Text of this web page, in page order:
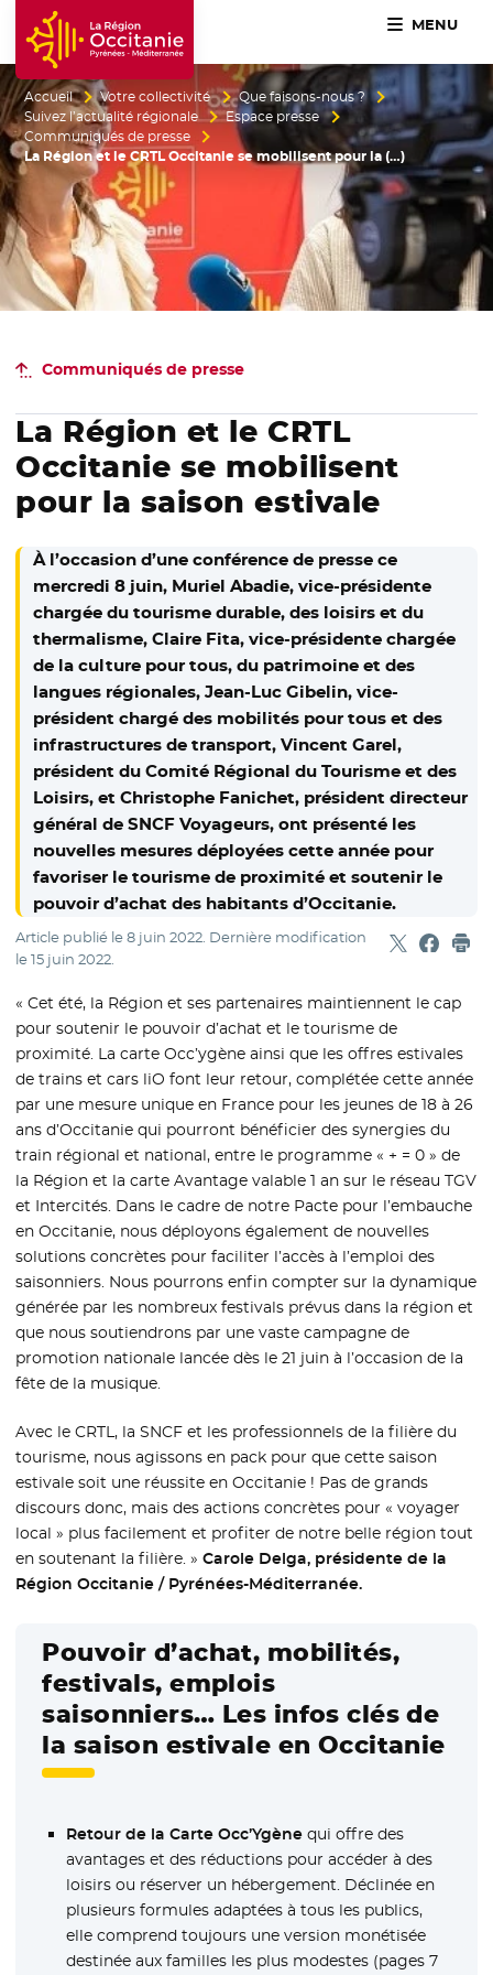
Accueil Région Occitanie / Pyrénées-Méditerranée
MENU
Accueil Votre collectivité
Que faisons-nous ?
Suivez l’actualité régionale
Espace presse
Communiqués de presse
La Région et le CRTL Occitanie se mobilisent pour la (…)
Communiqués de presse
La Région et le CRTL
Occitanie se mobilisent
pour la saison estivale
À l’occasion d’une conférence de presse ce
mercredi 8 juin, Muriel Abadie, vice-présidente
chargée du tourisme durable, des loisirs et du
thermalisme, Claire Fita, vice-présidente chargée
de la culture pour tous, du patrimoine et des
langues régionales, Jean-Luc Gibelin, vice-
président chargé des mobilités pour tous et des
infrastructures de transport, Vincent Garel,
président du Comité Régional du Tourisme et des
Loisirs, et Christophe Fanichet, président directeur
général de SNCF Voyageurs, ont présenté les
nouvelles mesures déployées cette année pour
favoriser le tourisme de proximité et soutenir le
pouvoir d’achat des habitants d’Occitanie.
Article publié le8 juin 2022. Dernière modification
le15 juin 2022. Partager
- Nouvelle
-
« Cet été, la Région et ses partenaires maintiennent le cap
pour soutenir le pouvoir d’achat et le tourisme de
proximité. La carte Occ’ygène ainsi que les offres estivales
de trains et cars liO font leur retour, complétée cette année
par une mesure unique en France pour les jeunes de 18 à 26
ans d’Occitanie qui pourront bénéficier des synergies du
train régional et national, entre le programme « + = 0 » de
la Région et la carte Avantage valable 1 an sur le réseau TGV
et Intercités. Dans le cadre de notre Pacte pour l’embauche
en Occitanie, nous déployons également de nouvelles
solutions concrètes pour faciliter l’accès à l’emploi des
saisonniers. Nous pourrons enfin compter sur la dynamique
générée par les nombreux festivals prévus dans la région et
que nous soutiendrons par une vaste campagne de
promotion nationale lancée dès le 21 juin à l’occasion de la
fête de la musique.
Avec le CRTL, la SNCF et les professionnels de la filière du
tourisme, nous agissons en pack pour que cette saison
estivale soit une réussite en Occitanie ! Pas de grands
discours donc, mais des actions concrètes pour « voyager
local » plus facilement et profiter de notre belle région tout
en soutenant la filière. »Carole Delga, présidente de la
Région Occitanie / Pyrénées-Méditerranée.
Pouvoir d’achat, mobilités,
festivals, emplois
saisonniers… Les infos clés de
la saison estivale en Occitanie
Retour de la Carte Occ’Ygènequi offre des
avantages et des réductions pour accéder à des
loisirs ou réserver un hébergement. Déclinée en
plusieurs formules adaptées à tous les publics,
elle comprend toujours une version monétisée
destinée aux familles les plus modestes (pages 7